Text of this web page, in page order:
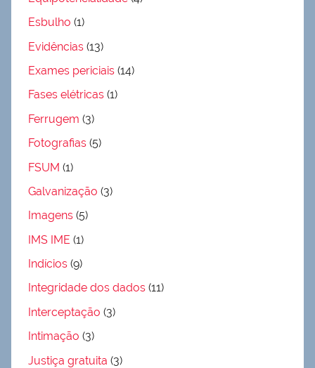
Esbulho (1)
Evidências (13)
Exames periciais (14)
Fases elétricas (1)
Ferrugem (3)
Fotografias (5)
FSUM (1)
Galvanização (3)
Imagens (5)
IMS IME (1)
Indícios (9)
Integridade dos dados (11)
Interceptação (3)
Intimação (3)
Justiça gratuita (3)